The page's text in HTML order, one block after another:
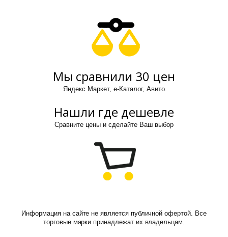
Мы сравнили 30 цен
Яндекс Маркет, е-Каталог, Авито.
Нашли где дешевле
Сравните цены и сделайте Ваш выбор
Информация на сайте не является публичной офертой. Все
торговые марки принадлежат их владельцам.